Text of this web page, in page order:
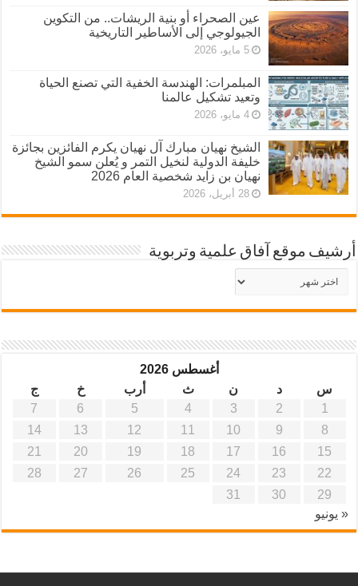
عين الصحراء أو بنية الريشات.. من التكوين
الجيولوجي إلى الأساطير التاريخية
5 مايو، 2026
المبلمرات: الهندسة الخفية التي تصنع الحياة
وتعيد تشكيل عالمنا
4 مايو، 2026
الشيخ نهيان مبارك آل نهيان يكرم الفائزين بجائزة
خليفة الدولية لنخيل التمر و يُعلن سمو الشيخ
نهيان بن زايد شخصية العام 2026
28 أبريل، 2026
أرشيف موقع آفاق علمية وتربوية
أرشيف
موقع
أغسطس 2026
س
د ن ث أرب خ
ج
1
2
3
4
5
6
7
8
9
10
11
12
13
14
15
16
17
18
19
20
21
22
23
24
25
26
27
28
29
30
31
« يونيو